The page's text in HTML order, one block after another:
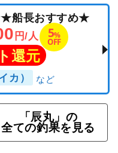
★船長おすすめ★
円/人 5%
OFF
還元
カ）
「辰丸」の
全ての釣果を見る